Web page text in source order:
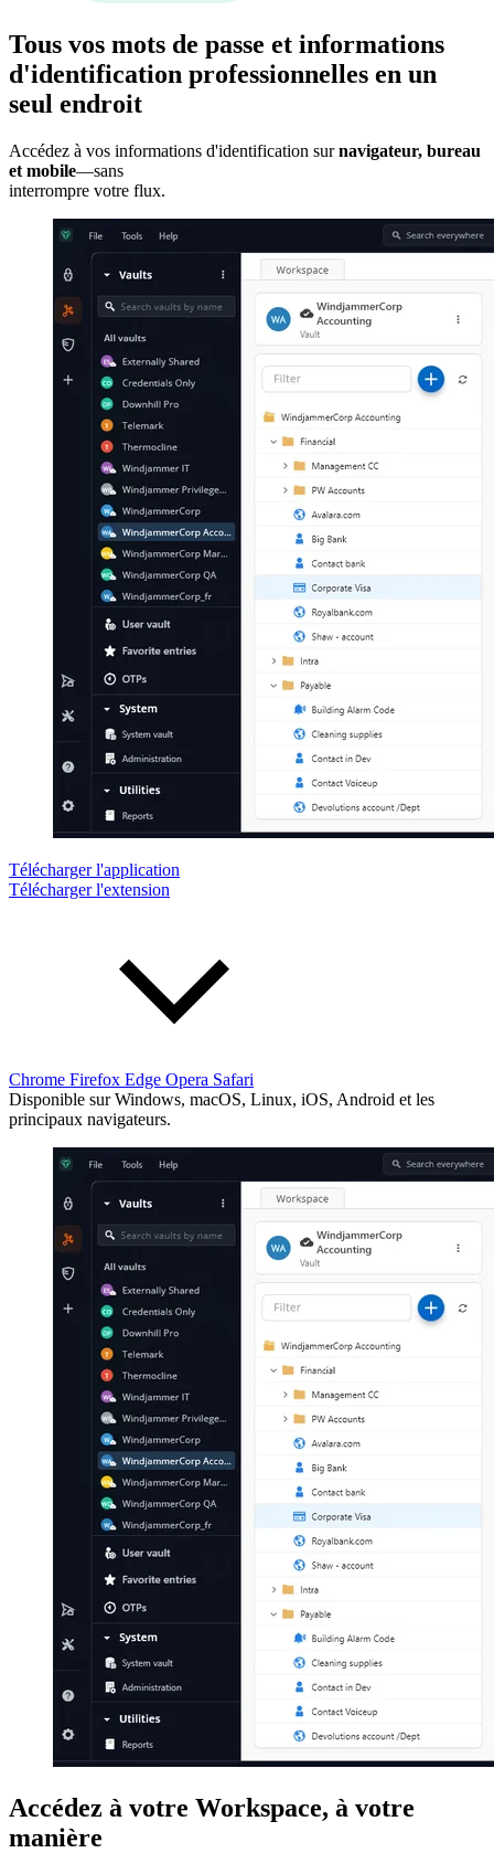
Tous vos mots de passe et informations
d'identification professionnelles en un
seul endroit
Accédez à vos informations d'identification surnavigateur, bureau
et mobile—sans
interrompre votre flux.
Télécharger l'application
Télécharger l'extension
Chrome Firefox Edge Opera Safari
Disponible sur Windows, macOS, Linux, iOS, Android et les
principaux navigateurs.
Accédez à votre Workspace, à votre
manière